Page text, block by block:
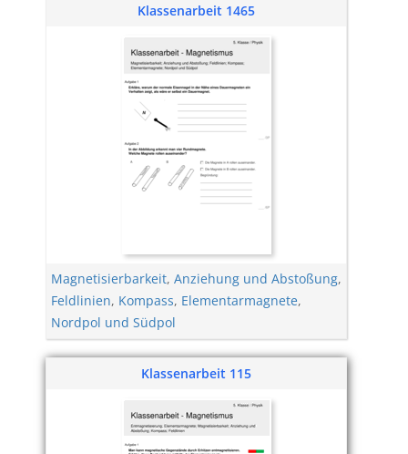
Klassenarbeit 1465
Magnetisierbarkeit, Anziehung und Abstoßung,
Feldlinien, Kompass, Elementarmagnete,
Nordpol und Südpol
Klassenarbeit 115